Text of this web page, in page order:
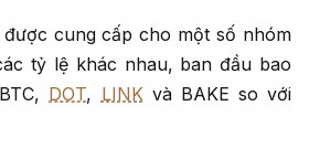
được cung cấp cho một số nhóm
tỷ lệ khác nhau, ban đầu bao
DOT, LINKvà BAKE so với